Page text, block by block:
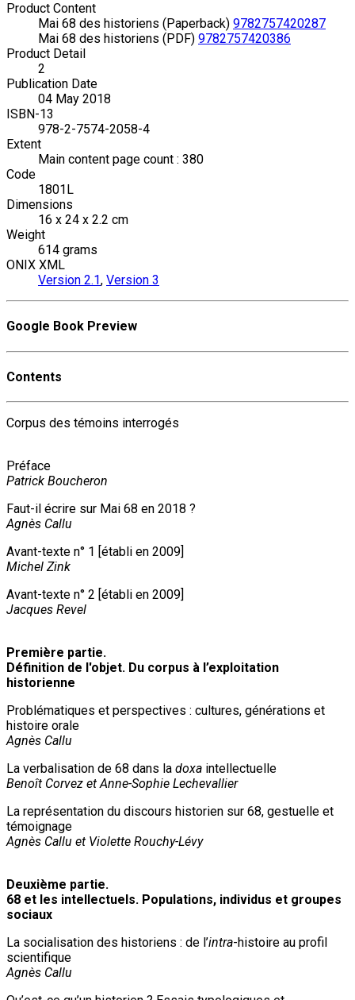
Product Content
Mai 68 des historiens (Paperback) 9782757420287
Mai 68 des historiens (PDF) 9782757420386
Product Detail
2
Publication Date
04 May 2018
ISBN-13
978-2-7574-2058-4
Extent
Main content page count : 380
Code
1801L
Dimensions
16 x 24 x 2.2 cm
Weight
614 grams
ONIX XML
Version 2.1, Version 3
Google Book Preview
Contents
Corpus des témoins interrogés
Préface
Patrick Boucheron
Faut-il écrire sur Mai 68 en 2018 ?
Agnès Callu
Avant-texte n° 1 [établi en 2009]
Michel Zink
Avant-texte n° 2 [établi en 2009]
Jacques Revel
Première partie.
Définition de l'objet. Du corpus à l’exploitation
historienne
Problématiques et perspectives : cultures, générations et
histoire orale
Agnès Callu
La verbalisation de 68 dans la doxa intellectuelle
Benoît Corvez et Anne-Sophie Lechevallier
La représentation du discours historien sur 68, gestuelle et
témoignage
Agnès Callu et Violette Rouchy-Lévy
Deuxième partie.
68 et les intellectuels. Populations, individus et groupes
sociaux
La socialisation des historiens : de l’intra-histoire au profil
scientifique
Agnès Callu